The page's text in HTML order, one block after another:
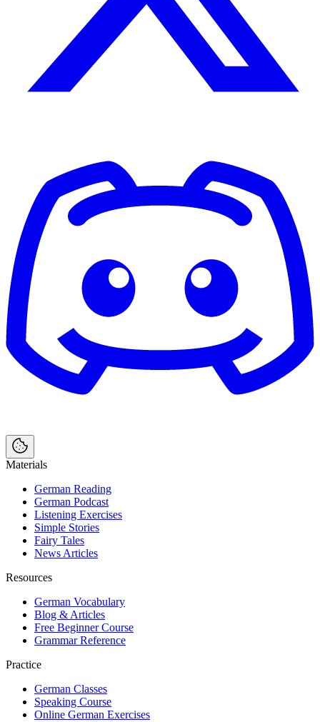
Materials
German Reading
German Podcast
Listening Exercises
Simple Stories
Fairy Tales
News Articles
Resources
German Vocabulary
Blog & Articles
Free Beginner Course
Grammar Reference
Practice
German Classes
Speaking Course
Online German Exercises